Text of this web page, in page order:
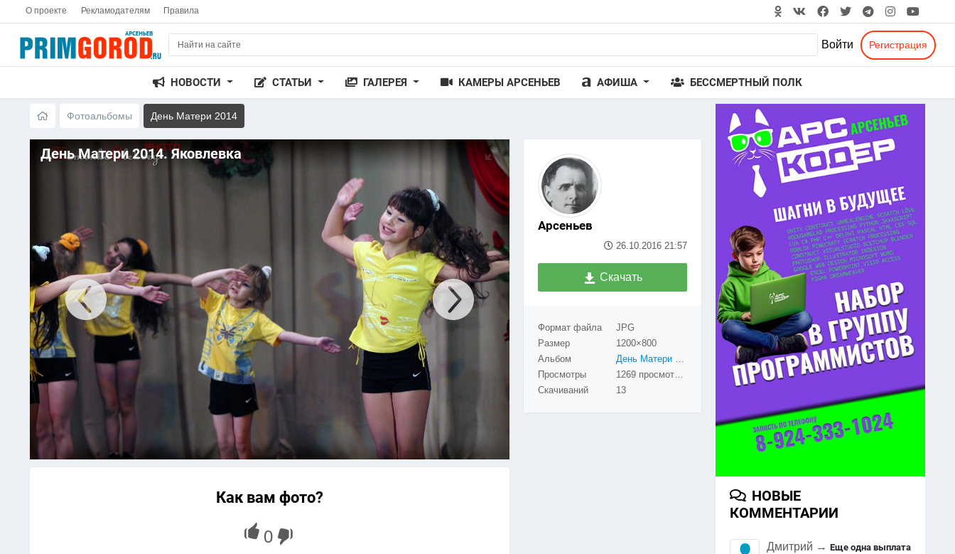
О проекте Рекламодателям Правила
Войти Регистрация
НОВОСТИ СТАТЬИ ГАЛЕРЕЯ КАМЕРЫ АРСЕНЬЕВ АФИША БЕССМЕРТНЫЙ ПОЛК
Фотоальбомы День Матери 2014
День Матери 2014. Яковлевка
Как вам фото?
Арсеньев
26.10.2016 21:57
Скачать
Формат файла
JPG
Размер
1200×800
Альбом
День Матери 2014
Просмотры
1269 просмотров
Скачиваний
13
НОВЫЕ
КОММЕНТАРИИ
Дмитрий →Еще одна выплата